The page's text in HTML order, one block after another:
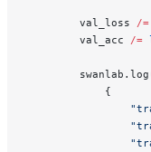
        val_loss
/=
        val_acc
/=
            {